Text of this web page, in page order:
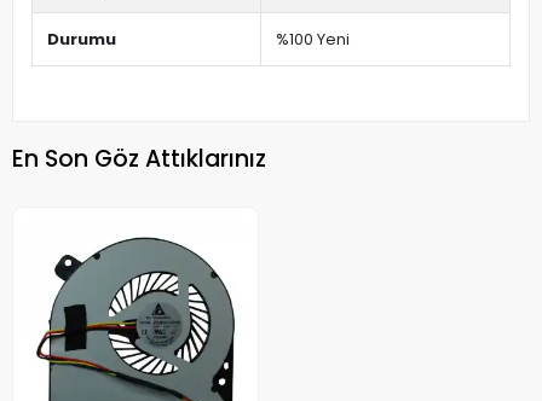
Durumu %100 Yeni
En Son Göz Attıklarınız